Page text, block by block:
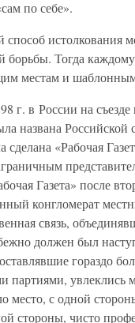
по себе».
истолкования
Тогда каждому
местам и
г. в России на съезде
названа Российской
«Рабочая
Газета» после
конгломерат
связь,
должен был
гораздо
партиями, увлеклись
место, с одной
стороны, чисто